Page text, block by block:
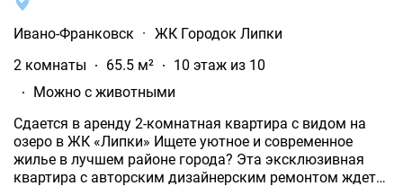
Ивано-Франковск · ЖК Городок Липки
2 комнаты
65.5 м²
10 этаж из 10
Можно с животными
Сдается в аренду 2-комнатная квартира с видом на
озеро в ЖК «Липки» Ищете уютное и современное
жилье в лучшем районе города? Эта эксклюзивная
квартира с авторским дизайнерским ремонтом ждет